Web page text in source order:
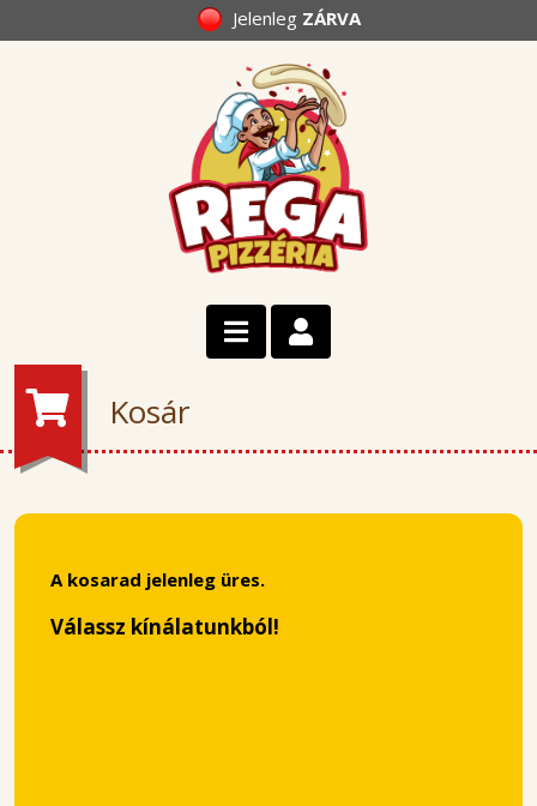
Jelenleg ZÁRVA
Kosár
A kosarad jelenleg üres.
Válassz kínálatunkból!